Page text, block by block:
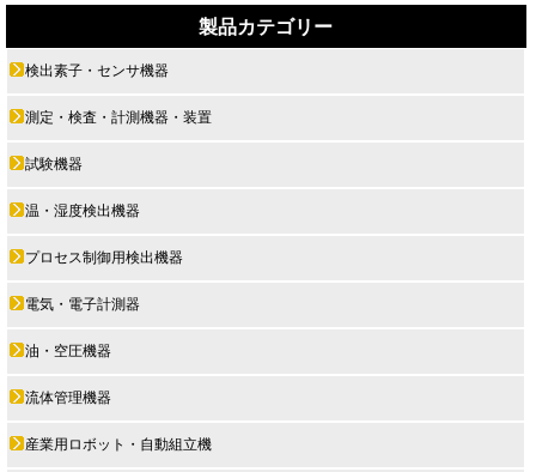
製品カテゴリー
検出素子・センサ機器
測定・検査・計測機器・装置
試験機器
温・湿度検出機器
プロセス制御用検出機器
電気・電子計測器
油・空圧機器
流体管理機器
産業用ロボット・自動組立機